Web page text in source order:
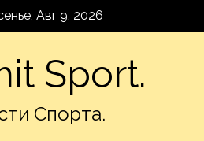
Авг 9, 2026
Sport.
Спорта.